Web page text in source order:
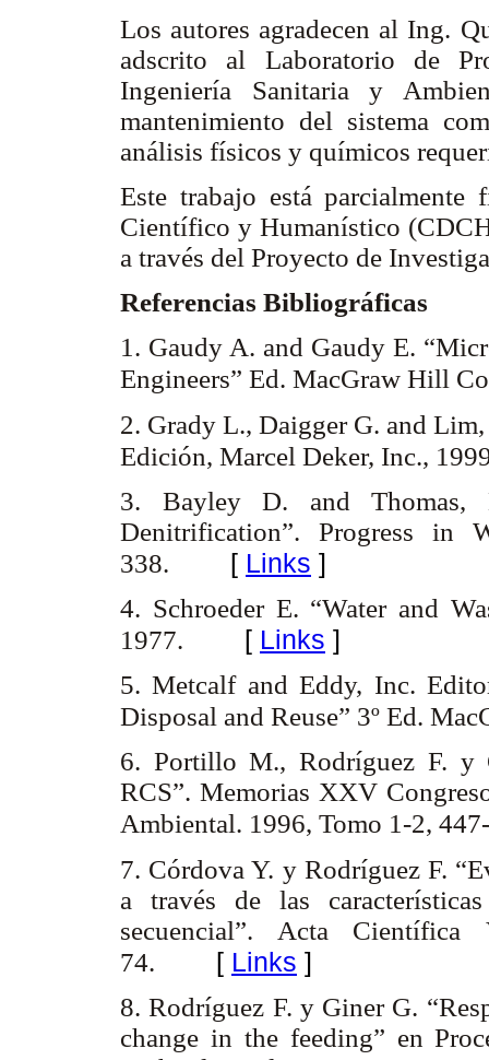
Los autores agradecen al Ing.
adscrito al Laboratorio de
Ingeniería Sanitaria y
mantenimiento del sistema
análisis físicos y químicos
Este trabajo está
Científico y Humanístico
a través del Proyecto de
Referencias Bibliográficas
1. Gaudy A. and Gaudy E.
Engineers” Ed. MacGraw Hill
2. Grady L., Daigger G. and
Edición, Marcel Deker, Inc.,
3. Bayley D. and Thomas,
Denitrification”. Progress in
338. [ Links ]
4. Schroeder E. “Water and
1977. [ Links ]
5. Metcalf and Eddy, Inc.
Disposal and Reuse” 3º Ed.
6. Portillo M., Rodríguez F. y
RCS”. Memorias XXV
Ambiental. 1996, Tomo 1-2,
7. Córdova Y. y Rodríguez F.
a través de las
secuencial”. Acta
74. [ Links ]
8. Rodríguez F. y Giner G.
change in the feeding” en